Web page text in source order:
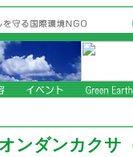
ンダンカクサ